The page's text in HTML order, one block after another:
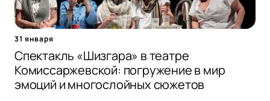
31 января
Спектакль «Шизгара» в театре
Комиссаржевской: погружение в мир
эмоций и многослойных сюжетов